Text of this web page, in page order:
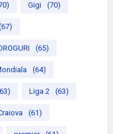
Gigi (70)
(65)
(64)
Liga 2 (63)
(61)